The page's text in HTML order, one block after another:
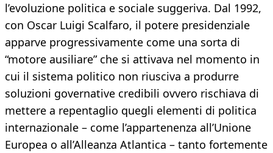
l’evoluzione politica e sociale suggeriva. Dal 1992,
con Oscar Luigi Scalfaro, il potere presidenziale
apparve progressivamente come una sorta di
“motore ausiliare” che si attivava nel momento in
cui il sistema politico non riusciva a produrre
soluzioni governative credibili ovvero rischiava di
mettere a repentaglio quegli elementi di politica
internazionale – come l’appartenenza all’Unione
Europea o all’Alleanza Atlantica – tanto fortemente